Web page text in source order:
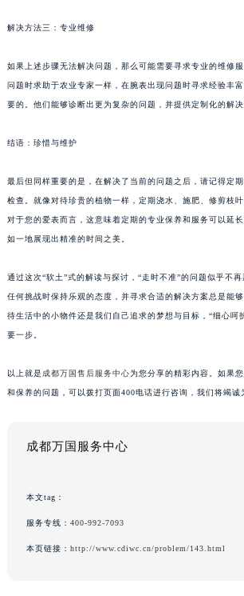
解决方法三：专业维修
如果上述步骤无法解决问题，那么可能需要寻求专业的维修
问题时求助于农业专家一样，在腕表出现问题时寻求经验丰
要的。他们能够诊断出更为复杂的问题，并提供定制化的解决
结语：珍惜与维护
最后但同样重要的是，在解决了当前的问题之后，请记得定
检查。就像对待珍贵的植物一样，定期浇水、施肥、修剪枝
对于您的爱表而言，这意味着定期的专业保养和服务可以延
如一地展现出精准的时间之美。
通过这次“软土”式的解读与探讨，“走时不准”的问题似乎不
任何挑战时保持乐观的态度，并寻求合适的解决方案总是能
待生活中的小物件还是我们自己追求的梦想与目标，“细心呵
要一步。
以上就是 成都万国售后服务中心为您分享的精彩内容。如果
和保养的问题，可以拨打页面400电话进行咨询，我们将竭诚
成都万国服务中心
本文tag：
服务专线： 400-992-7093
本页链接： http://www.cdiwc.cn/problem/143.html